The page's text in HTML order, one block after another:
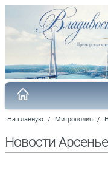
На главную / Митрополия /
Новости